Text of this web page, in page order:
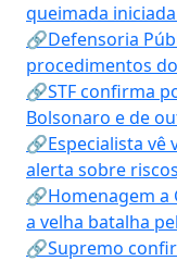
queimada
🔗Defensoria
procedimentos do
🔗STF confirma
Bolsonaro e de
🔗Especialista vê
alerta sobre
🔗Homenagem a
a velha batalha
🔗Supremo